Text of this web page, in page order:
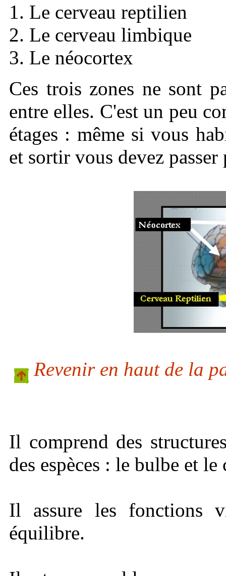
Le cerveau reptilien
Le cerveau limbique
Le néocortex
Ces trois zones ne sont
entre elles. C'est un peu
étages : même si vous
et sortir vous devez passer
Revenir en haut de la
Il comprend des
des espèces : le bulbe et le
Il assure les fonctions
équilibre.